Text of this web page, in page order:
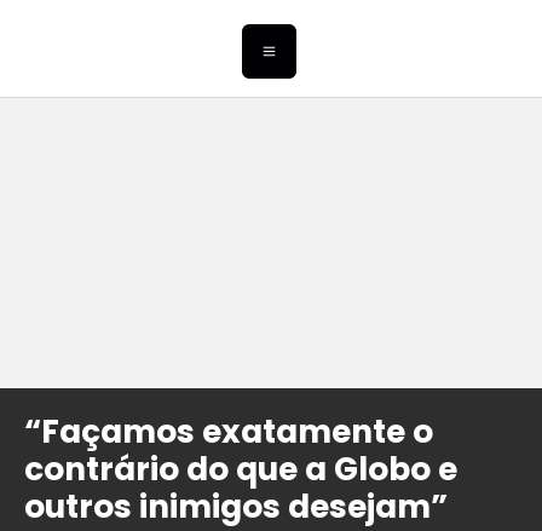
“Façamos exatamente o
contrário do que a Globo e
outros inimigos desejam”